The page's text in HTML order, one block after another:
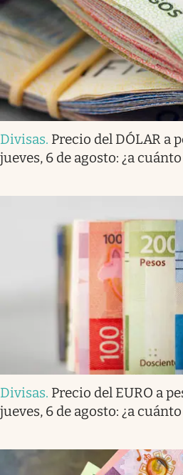
Divisas. Precio del DÓLAR a
jueves, 6 de agosto: ¿a
Divisas. Precio del EURO a
jueves, 6 de agosto: ¿a